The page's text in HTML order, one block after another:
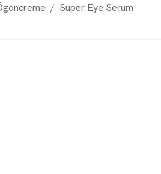
/ Super Eye Serum